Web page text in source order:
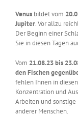
Venus bildet vom
Jupiter. Vor allzu
Der Beginn einer
Sie in diesen Tagen
Vom 21.08.23 bis
den Fischen
fehlen Ihnen in
Konzentration und
Arbeiten und
anderer Menschen.